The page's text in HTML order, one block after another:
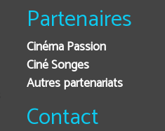
Partenaires
Cinéma Passion
Ciné Songes
Autres partenariats
Contact